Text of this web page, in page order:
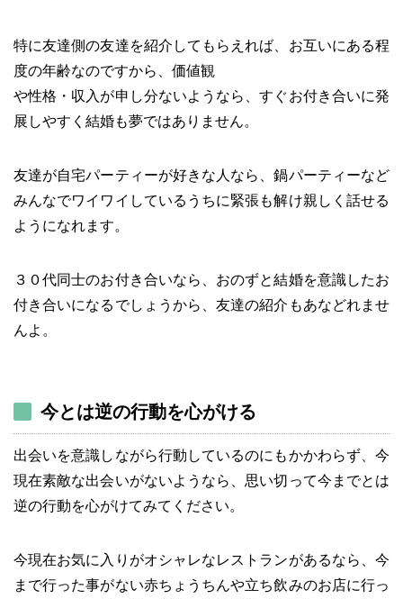
特に友達側の友達を紹介してもらえれば、お互いにある程
度の年齢なのですから、価値観
や性格・収入が申し分ないようなら、すぐお付き合いに発
展しやすく結婚も夢ではありません。
友達が自宅パーティーが好きな人なら、鍋パーティーなど
みんなでワイワイしているうちに緊張も解け親しく話せる
ようになれます。
３０代同士のお付き合いなら、おのずと結婚を意識したお
付き合いになるでしょうから、友達の紹介もあなどれませ
んよ。
今とは逆の行動を心がける
出会いを意識しながら行動しているのにもかかわらず、今
現在素敵な出会いがないようなら、思い切って今までとは
逆の行動を心がけてみてください。
今現在お気に入りがオシャレなレストランがあるなら、今
まで行った事がない赤ちょうちんや立ち飲みのお店に行っ